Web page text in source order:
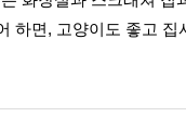
하면, 고양이도 좋고 집